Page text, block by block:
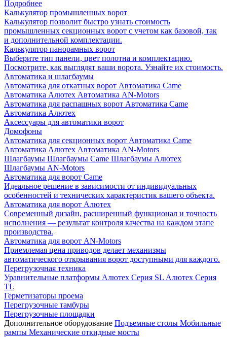
Подробнее
Калькулятор промышленных ворот
Калькулятор позволит быстро узнать стоимость
промышленных секционных ворот с учетом как базовой, так
и дополнительной комплектации.
Калькулятор панорамных ворот
Выберите тип панели, цвет полотна и комплектацию.
Посмотрите, как выглядят ваши ворота. Узнайте их стоимость.
Автоматика и шлагбаумы
Автоматика для откатных ворот Автоматика Came
Автоматика Алютех Автоматика AN-Motors
Автоматика для распашных ворот Автоматика Came
Автоматика Алютех
Аксессуары для автоматики ворот
Домофоны
Автоматика для секционных ворот Автоматика Came
Автоматика Алютех Автоматика AN-Motors
Шлагбаумы Шлагбаумы Came Шлагбаумы Алютех
Шлагбаумы AN-Motors
Автоматика для ворот Came
Идеальное решение в зависимости от индивидуальных
особенностей и технических характеристик вашего объекта.
Автоматика для ворот Алютех
Современный дизайн, расширенный функционал и точность
исполнения — результат контроля качества на каждом этапе
производства.
Автоматика для ворот AN-Motors
Приемлемая цена приводов делает механизмы
автоматического открывания ворот доступными для каждого.
Перегрузочная техника
Уравнительные платформы Алютех Серия SL Алютех Серия
TL
Герметизаторы проема
Перегрузочные тамбуры
Перегрузочные площадки
Дополнительное оборудование Подъемные столы Мобильные
рампы Механические откидные мосты